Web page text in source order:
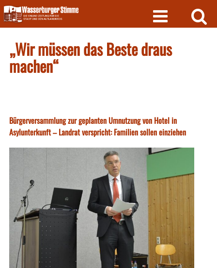
Skip
to
content
„Wir müssen das Beste draus
machen“
Bürgerversammlung zur geplanten Umnutzung von Hotel in
Asylunterkunft – Landrat verspricht: Familien sollen einziehen